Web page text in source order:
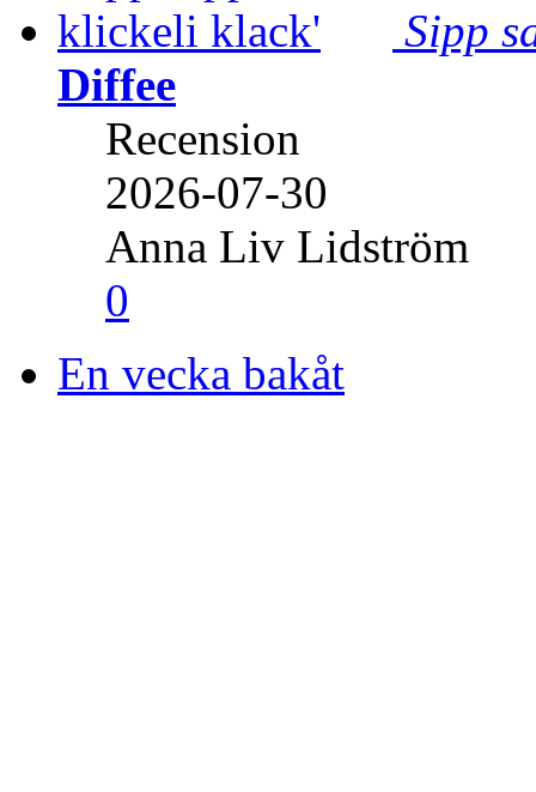
Sipp
Diffee
Recension
2026-07-30
Anna Liv Lidström
0
En vecka bakåt